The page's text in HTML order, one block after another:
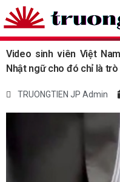
Video sinh viên Việt
Nhật ngữ cho đó chỉ là trò
TRUONGTIEN JP Admin